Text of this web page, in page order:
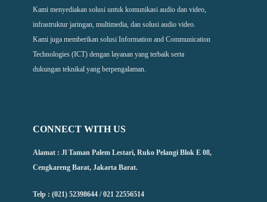
Kami menyediakan solusi untuk komunikasi audio dan video,
infrastruktur jaringan, multimedia, dan solusi audio video.
Kami juga memberikan solusi Information and Communication
Technologies (ICT) dengan layanan yang terbaik serta
dukungan teknikal yang berpengalaman.
CONNECT WITH US
Alamat : Jl Taman Palem Lestari, Ruko Pelangi Blok E 08,
Cengkareng Barat, Jakarta Barat.
Telp : (021) 52398644 / 021 22556514